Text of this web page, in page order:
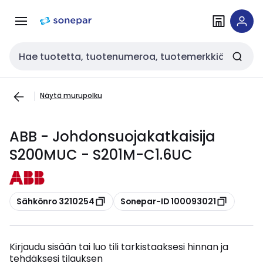
navigointiinsisältöön
Haku
Näytä murupolku
ABB - Johdonsuojakatkaisija
S200MUC - S201M-C1.6UC
Kopioi
Sähkönro 3210254 Kopioi
Sonepar-ID 100093021
Kirjaudu sisään tai luo tili tarkistaaksesi hinnan ja
tehdäksesi tilauksen